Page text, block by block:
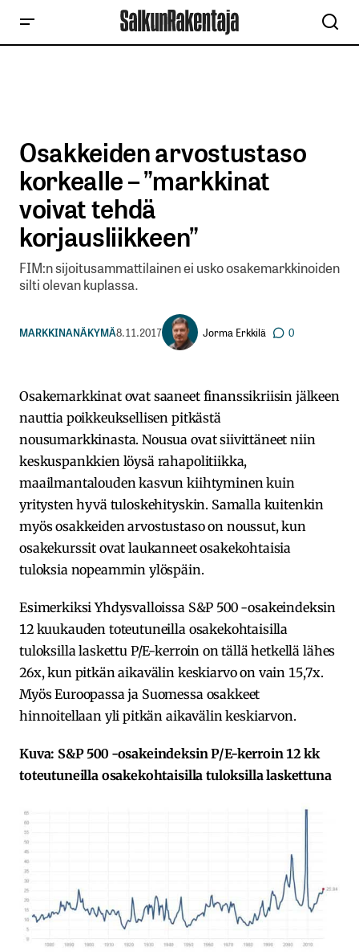
Osakkeiden arvostustaso
korkealle – ”markkinat
voivat tehdä
korjausliikkeen”
FIM:n sijoitusammattilainen ei usko osakemarkkinoiden
silti olevan kuplassa.
MARKKINANÄKYMÄ8.11.2017 Jorma Erkkilä 0
Osakemarkkinat ovat saaneet finanssikriisin jälkeen
nauttia poikkeuksellisen pitkästä
nousumarkkinasta. Nousua ovat siivittäneet niin
keskuspankkien löysä rahapolitiikka,
maailmantalouden kasvun kiihtyminen kuin
yritysten hyvä tuloskehityskin. Samalla kuitenkin
myös osakkeiden arvostustaso on noussut, kun
osakekurssit ovat laukanneet osakekohtaisia
tuloksia nopeammin ylöspäin.
Esimerkiksi Yhdysvalloissa S&P 500 -osakeindeksin
12 kuukauden toteutuneilla osakekohtaisilla
tuloksilla laskettu P/E-kerroin on tällä hetkellä lähes
26x, kun pitkän aikavälin keskiarvo on vain 15,7x.
Myös Euroopassa ja Suomessa osakkeet
hinnoitellaan yli pitkän aikavälin keskiarvon.
Kuva: S&P 500 -osakeindeksin P/E-kerroin 12 kk
toteutuneilla osakekohtaisilla tuloksilla laskettuna